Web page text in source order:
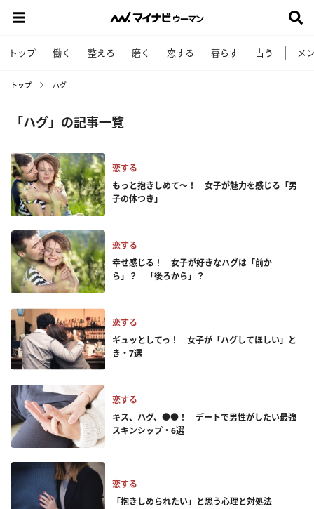
トップ 働く 整える 磨く 恋する 暮らす 占う メ
トップ ハグ
「ハグ」の記事一覧
恋する
もっと抱きしめて～！ 女子が魅力を感じる「男
子の体つき」
恋する
幸せ感じる！ 女子が好きなハグは「前か
ら」？ 「後ろから」？
恋する
ギュッとしてっ！ 女子が「ハグしてほしい」と
き・7選
恋する
キス、ハグ、●●！ デートで男性がしたい最強
スキンシップ・6選
恋する
「抱きしめられたい」と思う心理と対処法